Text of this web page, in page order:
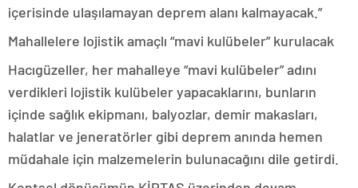
içerisinde ulaşılamayan deprem alanı kalmayacak.”
Mahallelere lojistik amaçlı “mavi kulübeler” kurulacak
Hacıgüzeller, her mahalleye “mavi kulübeler” adını
verdikleri lojistik kulübeler yapacaklarını, bunların
içinde sağlık ekipmanı, balyozlar, demir makasları,
halatlar ve jeneratörler gibi deprem anında hemen
müdahale için malzemelerin bulunacağını dile getirdi.